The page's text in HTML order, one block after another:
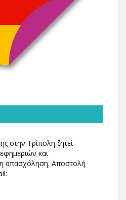
στην Τρίπολη ζητεί
και
απασχόληση. Αποστολή